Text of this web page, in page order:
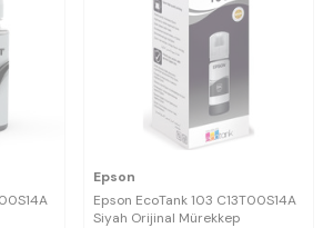
Epson
Epson EcoTank 103 C13T00S14A
Siyah Orijinal Mürekkep